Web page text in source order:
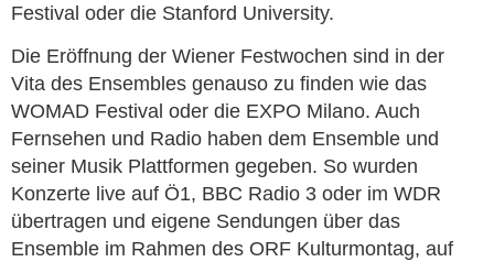
Festival oder die Stanford University.
Die Eröffnung der Wiener Festwochen sind in der
Vita des Ensembles genauso zu finden wie das
WOMAD Festival oder die EXPO Milano. Auch
Fernsehen und Radio haben dem Ensemble und
seiner Musik Plattformen gegeben. So wurden
Konzerte live auf Ö1, BBC Radio 3 oder im WDR
übertragen und eigene Sendungen über das
Ensemble im Rahmen des ORF Kulturmontag, auf